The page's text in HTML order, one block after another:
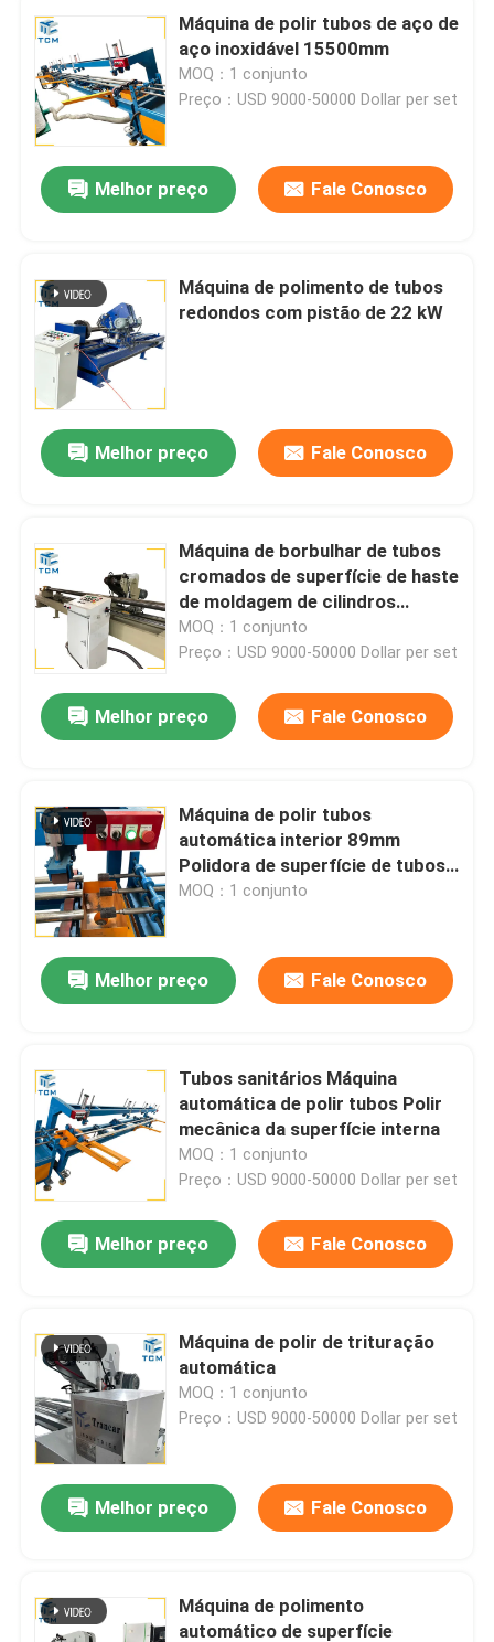
Para casa
Produtos
Sobre nós
Contacte-nos
Notícias
Casos
Máquina de polimento de tanques
Máquina de polir tubos de aço de
aço inoxidável 15500mm
MOQ：1 conjunto
Preço：USD 9000-50000 Dollar per set
Melhor preço Fale Conosco
Máquina de polimento de tubos
redondos com pistão de 22 kW
Melhor preço Fale Conosco
Máquina de borbulhar de tubos
cromados de superfície de haste
de moldagem de cilindros
hidráulicos
MOQ：1 conjunto
Preço：USD 9000-50000 Dollar per set
Melhor preço Fale Conosco
Máquina de polir tubos
automática interior 89mm
Polidora de superfície de tubos
de pequeno diâmetro
MOQ：1 conjunto
Melhor preço Fale Conosco
Tubos sanitários Máquina
automática de polir tubos Polir
mecânica da superfície interna
MOQ：1 conjunto
Preço：USD 9000-50000 Dollar per set
Melhor preço Fale Conosco
Máquina de polir de trituração
automática
MOQ：1 conjunto
Preço：USD 9000-50000 Dollar per set
Melhor preço Fale Conosco
Máquina de polimento
automático de superfície